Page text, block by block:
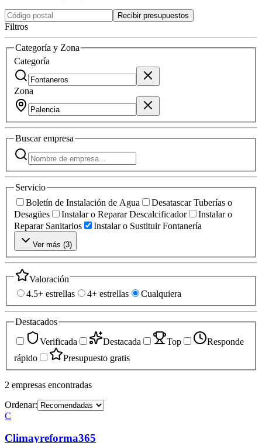
Recibir presupuestos
Filtros
Categoría y Zona
Categoría
Zona
Buscarempresa
Servicio
Boletín de Instalación de Agua
Desatascar Tuberías o
Desagües
Instalar o Reparar Descalcificador
Instalar o
Reparar Sanitarios
Instalar o Sustituir Fontanería
Ver más (3)
Valoración
4.5+ estrellas
4+ estrellas Cualquiera
Destacados
Verificada
Destacada Top
Responde
rápido
Presupuesto gratis
2 empresas encontradas
Ordenar:
C
Climayreforma365